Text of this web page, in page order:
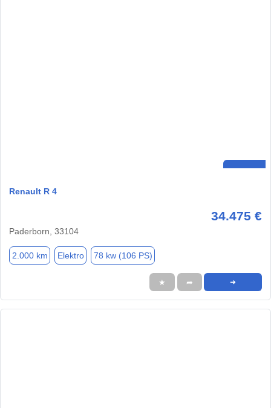
Renault R 4
34.475 €
Paderborn, 33104
2.000 km Elektro 78 kw (106 PS)
★ ➦ ➜